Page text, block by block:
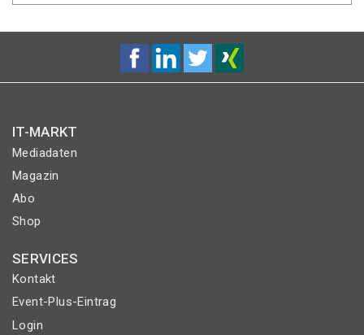
IT-MARKT
Mediadaten
Magazin
Abo
Shop
SERVICES
Kontakt
Event-Plus-Eintrag
Login